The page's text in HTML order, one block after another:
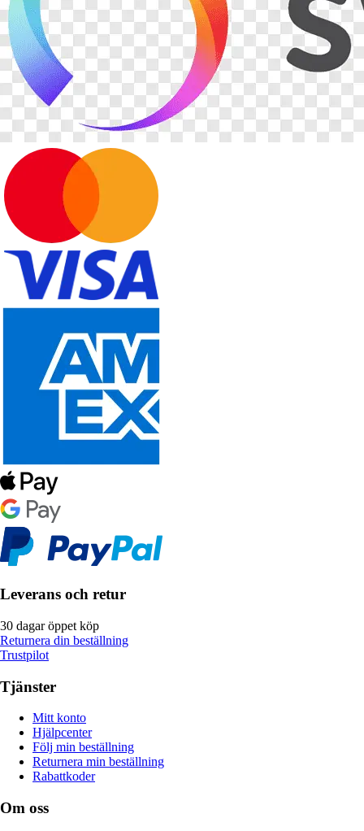
Leverans och retur
30 dagar öppet köp
Returnera din beställning
Trustpilot
Tjänster
Mitt konto
Hjälpcenter
Följ min beställning
Returnera min beställning
Rabattkoder
Om oss